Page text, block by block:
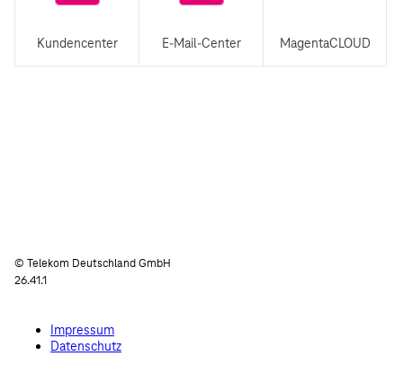
Kundencenter E-Mail-Center MagentaCLOUD
© Telekom Deutschland GmbH
26.41.1
Impressum
Datenschutz